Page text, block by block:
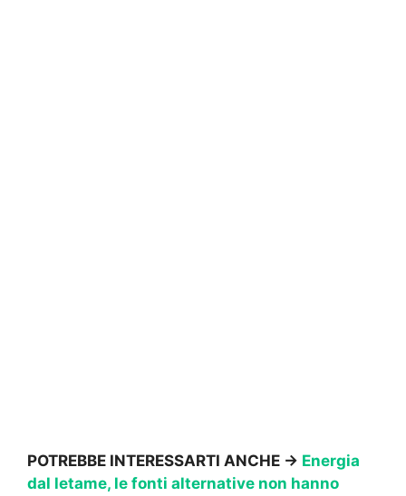
POTREBBE INTERESSARTI ANCHE → Energia
dal letame, le fonti alternative non hanno